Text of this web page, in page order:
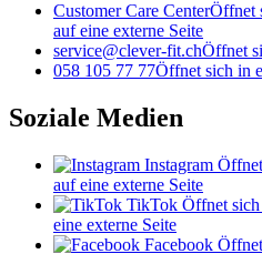
Customer Care CenterÖffnet
auf eine externe Seite
service@clever-fit.chÖffnet
058 105 77 77Öffnet sich in
Soziale Medien
Instagram
auf eine externe Seite
TikTok Öffnet
eine externe Seite
Facebook